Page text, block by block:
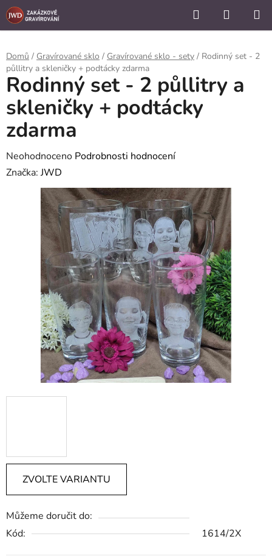
```
Přejít
na
Hledat
KOŠÍK
Domů / Gravírované sklo / Gravírované sklo - sety / Rodinný set - 2
půllitry a skleničky + podtácky zdarma
ZVOLTE VARIANTU
Můžeme doručit do:
Kód:
1614/2X
Rodinný set - 2 půllitry a
skleničky + podtácky
zdarma
Průměrné
hodnocení
produktu
hvězdiček.
Neohodnoceno Podrobnosti hodnocení
Značka:JWD